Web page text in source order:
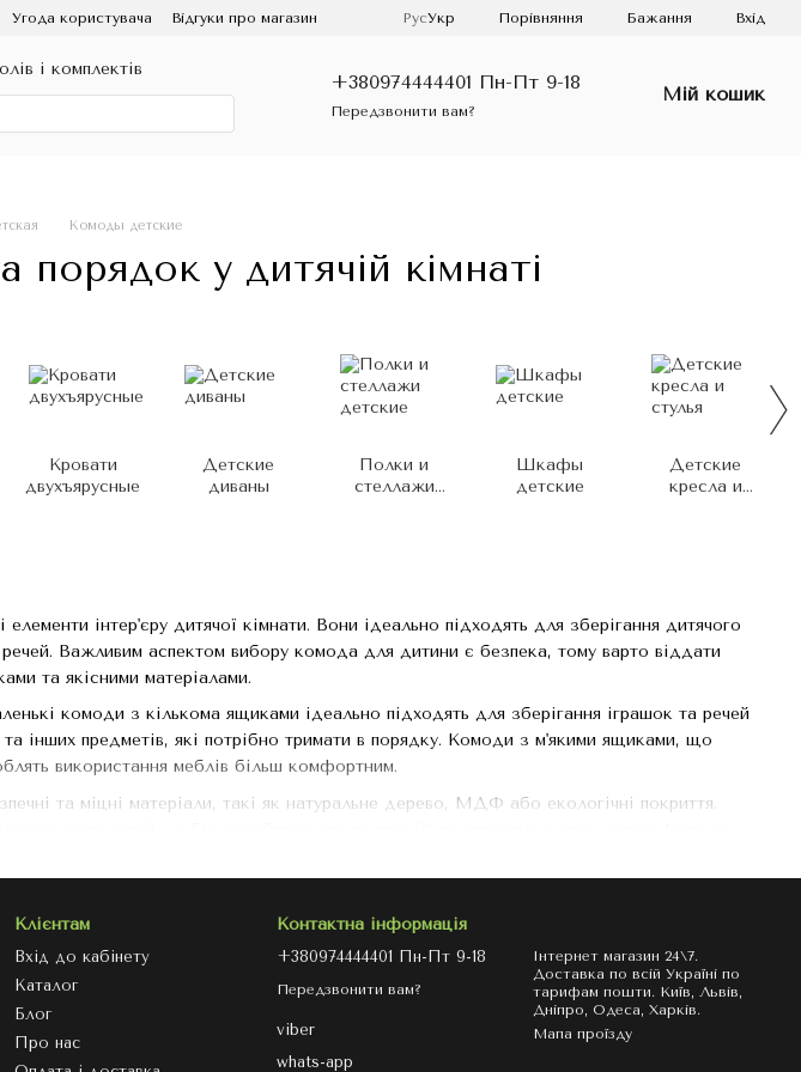
Угода користувача
Відгуки про магазин
РусУкр Порівняння Бажання Вхід
і комплектів
+380974444401 Пн-Пт 9-18
Передзвонити вам?
Мій кошик
Комоды детские
порядок у дитячій кімнаті
Кровати
двухъярусные
Детские
диваны
Полки и
стеллажи
Шкафы
детские
Детские
кресла и
інтер'єру дитячої кімнати. Вони ідеально підходять для зберігання дитячого
речей. Важливим аспектом вибору комода для дитини є безпека, тому варто віддати
та якісними матеріалами.
комоди з кількома ящиками ідеально підходять для зберігання іграшок та речей
інших предметів, які потрібно тримати в порядку. Комоди з м'якими ящиками, що
використання меблів більш комфортним.
та міцні матеріали, такі як натуральне дерево, МДФ або екологічні покриття.
Клієнтам
Вхід до кабінету
Каталог
Блог
Про нас
Контактна інформація
+380974444401 Пн-Пт 9-18
Передзвонити вам?
viber
whats-app
Інтернет магазин 24\7.
Доставка по всій Україні по
тарифам пошти. Київ, Львів,
Дніпро, Одеса, Харків.
Мапа проїзду